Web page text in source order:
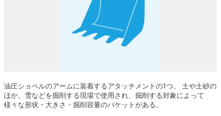
油圧ショベルのアームに装着するアタッチメントの1つ。 土や土砂の
ほか、雪などを掘削する現場で使用され、掘削する対象によって
様々な形状・大きさ・掘削容量のバケットがある。